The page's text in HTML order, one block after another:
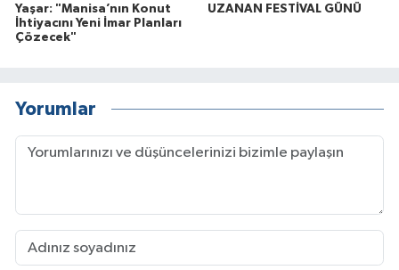
Yaşar: "Manisa’nın Konut
İhtiyacını Yeni İmar Planları
Çözecek"
UZANAN FESTİVAL GÜNÜ
Yorumlar